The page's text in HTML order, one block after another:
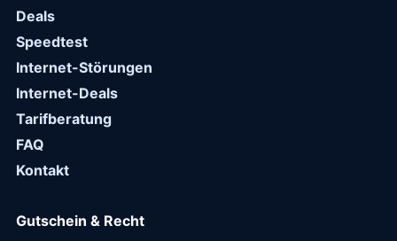
Deals
Speedtest
Internet-Störungen
Internet-Deals
Tarifberatung
FAQ
Kontakt
Gutschein & Recht